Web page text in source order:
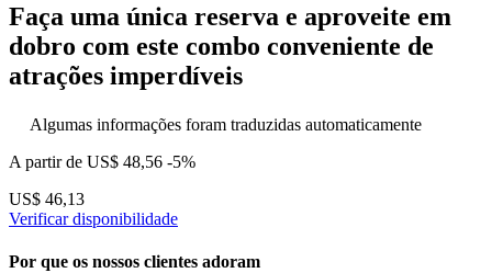
Faça uma única reserva e aproveite em
dobro com este combo conveniente de
atrações imperdíveis
Algumas informações foram traduzidas automaticamente
A partir de US$ 48,56 -5%
US$ 46,13
Verificar disponibilidade
Por que os nossos clientes adoram